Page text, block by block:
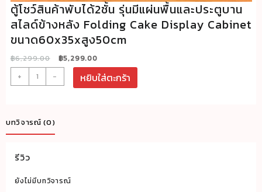
ตู้โชว์สินค้าพับได้2ชั้น รุ่นมีแผ่นพื้นและประตูบาน
สไลด์ข้างหลัง Folding Cake Display Cabinet
ขนาด60x35xสูง50cm
฿6,299.00
Original
price
฿6,299.00.
฿5,299.00Current
price
is:
฿5,299.00.
+
จำนวน
ตู้
สินค้า
พับ
รุ่น
มี
- หยิบใส่ตะกร้า
บทวิจารณ์ (0)
รีวิว
ยังไม่มีบทวิจารณ์